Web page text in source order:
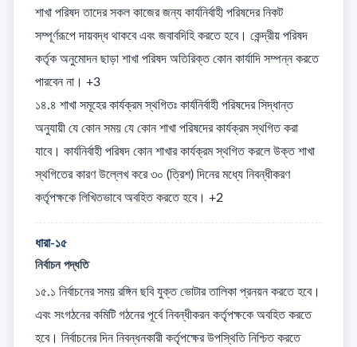
শাখা পরিষদ তাদের সকল কাজের জন্য কার্যনির্বাহী পরিষদের নিকট
সম্পূর্ণরূপে দায়বদ্ধ থাকবে এবং জবাবদিহি করতে হবে। কেন্দ্রীয় পরিষদ
কর্তৃক অনুমোদন ছাড়া শাখা পরিষদ অতিরিক্ত কোন কার্যাদি সম্পন্ন করতে
পারবেন না। +3
১৪.৪ শাখা সমূহের কার্যক্রম স্থগিতঃ কার্যনির্বাহী পরিষদের সিদ্ধান্ত
অনুযায়ী যে কোন সময় যে কোন শাখা পরিষদের কার্যক্রম স্থগিত করা
যাবে। কার্যনির্বাহী পরিষদ কোন শাখার কার্যক্রম স্থগিত করলে উক্ত শাখা
স্থগিতের কারণ উল্লেখ করে ৩০ (ত্রিশ) দিনের মধ্যে নিবন্ধীকরণ
কর্তৃপক্ষকে লিখিতভাবে অবহিত করতে হবে। +2
ধারা-১৫
নির্বাচন পদ্ধতি
১৫.১ নির্বাচনের সময় রঙ্গিন ছবি যুক্ত ভোটার তালিকা প্রনয়ন করতে হবে।
এবং সংগঠনের কমিটি গঠনের পূর্বে নিবন্ধীকরন কর্তৃপক্ষকে অবহিত করতে
হবে। নির্বাচনের দিন নিবন্ধনকারী কর্তৃপক্ষের উপস্থিতি নিশ্চিত করতে